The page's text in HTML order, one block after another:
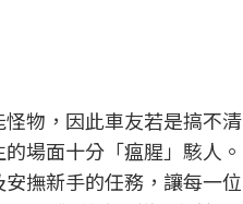
物，因此車友若是搞不清
場面十分「瘟腥」駭人。
撫新手的任務，讓每一位